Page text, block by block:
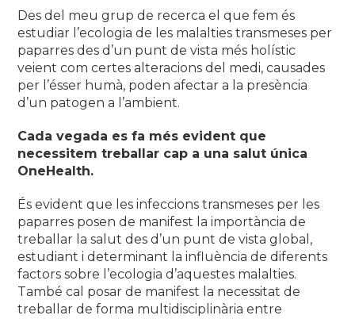
Des del meu grup de recerca el que fem és
estudiar l’ecologia de les malalties transmeses per
paparres des d’un punt de vista més holístic
veient com certes alteracions del medi, causades
per l’ésser humà, poden afectar a la presència
d’un patogen a l’ambient.
Cada vegada es fa més evident que
necessitem treballar cap a una salut única
OneHealth.
És evident que les infeccions transmeses per les
paparres posen de manifest la importància de
treballar la salut des d’un punt de vista global,
estudiant i determinant la influència de diferents
factors sobre l’ecologia d’aquestes malalties.
També cal posar de manifest la necessitat de
treballar de forma multidisciplinària entre